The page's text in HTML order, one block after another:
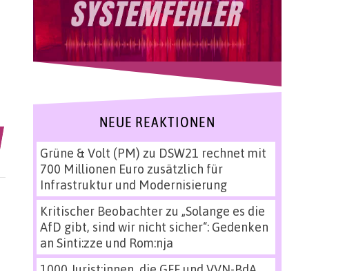
NEUE REAKTIONEN
Grüne & Volt (PM) zu DSW21 rechnet mit
700 Millionen Euro zusätzlich für
Infrastruktur und Modernisierung
Kritischer Beobachterzu „Solange es die
AfD gibt, sind wir nicht sicher“: Gedenken
an Sinti:zze und Rom:nja